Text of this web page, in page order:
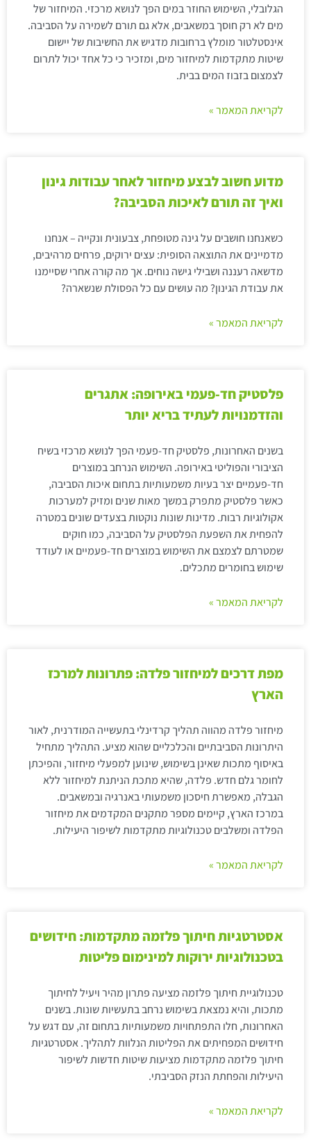
הגלובלי, השימוש החוזר במים הפך לנושא מרכזי. המיחזור של
מים לא רק חוסך במשאבים, אלא גם תורם לשמירה על הסביבה.
אינסטלטור מומלץ ברחובות מדגיש את החשיבות של יישום
שיטות מתקדמות למיחזור מים, ומזכיר כי כל אחד יכול לתרום
לצמצום בזבוז המים בבית.
לקריאת המאמר »
מדוע חשוב לבצע מיחזור לאחר עבודות גינון
ואיך זה תורם לאיכות הסביבה?
כשאנחנו חושבים על גינה מטופחת, צבעונית ונקייה – אנחנו
מדמיינים את התוצאה הסופית: עצים ירוקים, פרחים מרהיבים,
מדשאה רעננה ושבילי גישה נוחים. אך מה קורה אחרי שסיימנו
את עבודת הגינון? מה עושים עם כל הפסולת שנשארה?
לקריאת המאמר »
פלסטיק חד-פעמי באירופה: אתגרים
והזדמנויות לעתיד בריא יותר
בשנים האחרונות, פלסטיק חד-פעמי הפך לנושא מרכזי בשיח
הציבורי והפוליטי באירופה. השימוש הנרחב במוצרים
חד-פעמיים יצר בעיות משמעותיות בתחום איכות הסביבה,
כאשר פלסטיק מתפרק במשך מאות שנים ומזיק למערכות
אקולוגיות רבות. מדינות שונות נוקטות בצעדים שונים במטרה
להפחית את השפעת הפלסטיק על הסביבה, כמו חוקים
שמטרתם לצמצם את השימוש במוצרים חד-פעמיים או לעודד
שימוש בחומרים מתכלים.
לקריאת המאמר »
מפת דרכים למיחזור פלדה: פתרונות למרכז
הארץ
מיחזור פלדה מהווה תהליך קרדינלי בתעשייה המודרנית, לאור
היתרונות הסביבתיים והכלכליים שהוא מציע. התהליך מתחיל
באיסוף מתכות שאינן בשימוש, שינוען למפעלי מיחזור, והפיכתן
לחומר גלם חדש. פלדה, שהיא מתכת הניתנת למיחזור ללא
הגבלה, מאפשרת חיסכון משמעותי באנרגיה ובמשאבים.
במרכז הארץ, קיימים מספר מתקנים המקדמים את מיחזור
הפלדה ומשלבים טכנולוגיות מתקדמות לשיפור היעילות.
לקריאת המאמר »
אסטרטגיות חיתוך פלזמה מתקדמות: חידושים
בטכנולוגיות ירוקות למינימום פליטות
טכנולוגיית חיתוך פלזמה מציעה פתרון מהיר ויעיל לחיתוך
מתכות, והיא נמצאת בשימוש נרחב בתעשיות שונות. בשנים
האחרונות, חלו התפתחויות משמעותיות בתחום זה, עם דגש על
חידושים המפחיתים את הפליטות הנלוות לתהליך. אסטרטגיות
חיתוך פלזמה מתקדמות מציעות שיטות חדשות לשיפור
היעילות והפחתת הנזק הסביבתי.
לקריאת המאמר »